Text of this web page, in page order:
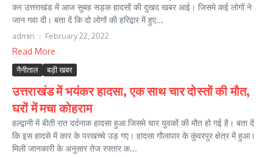
कर उत्तराखंड में आज सुबह सड़क हादसों की दुखद खबर आई। जिसमे कई लोगों ने
जान गवा दी। बता दें कि दो लोगों की हरिद्वार में हुए...
admin February 22, 2022
Read More
नैनीताल बड़ी खबर
उत्तराखंड में भयंकर हादसा, एक साथ चार दोस्तों की मौत,
घरों में मचा कोहराम
हल्द्वानी में बीती रात दर्दनाक हादसा हुआ जिसमे चार युवकों की मौत हो गई है। बता दें
कि इस हादसे में कार के परखच्चे उड़ गए। हादसा गौलापार के कुंवरपुर क्षेत्र में हुआ।
मिली जानकारी के अनुसार तेज रफ्तार क...